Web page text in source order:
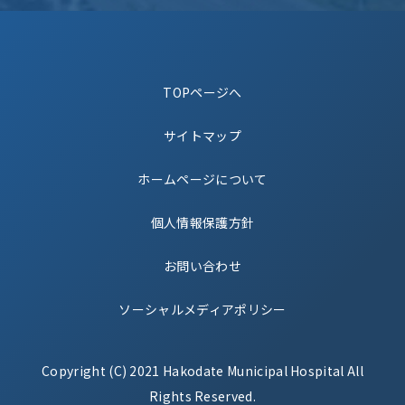
TOPページへ
サイトマップ
ホームページについて
個人情報保護方針
お問い合わせ
ソーシャルメディアポリシー
Copyright (C) 2021 Hakodate Municipal Hospital All
Rights Reserved.